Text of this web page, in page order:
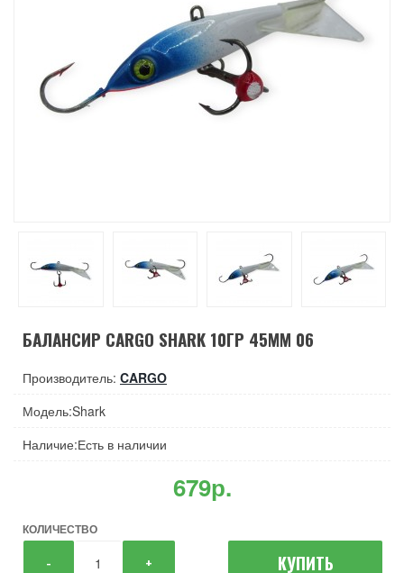
БАЛАНСИР CARGO SHARK 10ГР 45ММ 06
Производитель: CARGO
Модель:Shark
Наличие:Есть в наличии
679р.
КОЛИЧЕСТВО
- + КУПИТЬ